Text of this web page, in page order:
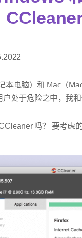
本电脑）和 Mac（
处于危险之中，我和
吗？ 要考虑